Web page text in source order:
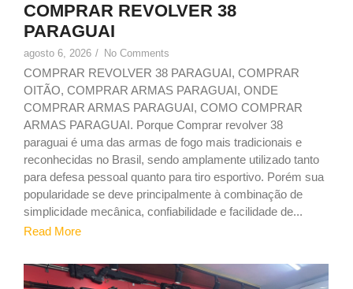
COMPRAR REVOLVER 38
PARAGUAI
agosto 6, 2026 / No Comments
COMPRAR REVOLVER 38 PARAGUAI, COMPRAR
OITÃO, COMPRAR ARMAS PARAGUAI, ONDE
COMPRAR ARMAS PARAGUAI, COMO COMPRAR
ARMAS PARAGUAI. Porque Comprar revolver 38
paraguai é uma das armas de fogo mais tradicionais e
reconhecidas no Brasil, sendo amplamente utilizado tanto
para defesa pessoal quanto para tiro esportivo. Porém sua
popularidade se deve principalmente à combinação de
simplicidade mecânica, confiabilidade e facilidade de...
Read More
2